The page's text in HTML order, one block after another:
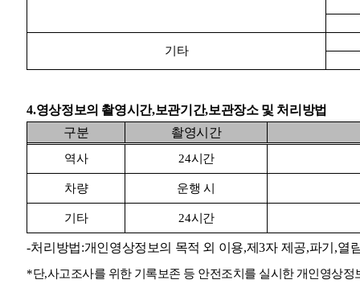
기타
4.영상정보의 촬영시간,보관기간,보관장소 및 처리방법
구분
촬영시간
역사 24시간
차량 운행 시
기타 24시간
-처리방법:개인영상정보의 목적 외 이용,제3자 제공,파기 ,열
*단,사고조사를 위한 기록보존 등 안전조치를 실시한 개인영상정